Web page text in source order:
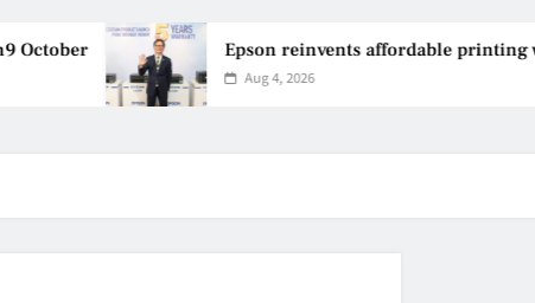
Epson reinvents affordable printing
Aug 4, 2026